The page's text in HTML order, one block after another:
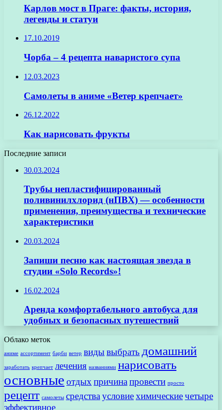
Карлов мост в Праге: факты, история,
легенды и статуи
17.10.2019
Чорба – 4 рецепта наваристого супа
12.03.2023
Самолеты в аниме «Ветер крепчает»
26.12.2022
Как нарисовать фрукты
Последние записи
30.03.2024
Трубы непластифицированный
поливинилхлорид (нПВХ) — особенности
применения, преимущества и технические
характеристики
20.03.2024
Запиши песню как настоящая звезда в
студии «Solo Records»!
16.02.2024
Аренда комфортабельного автобуса для
удобных и безопасных путешествий
Облако меток
аниме ассортимент барби ветер видывыбрать домашний
заработать крепчает лечения названиями нарисовать
основные отдых причина провести просто
рецепт самолеты средства условиехимическиечетыре
эффективное